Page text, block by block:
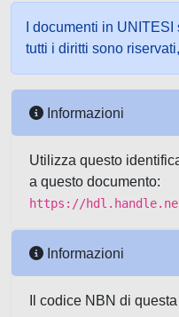
I documenti in
tutti i diritti sono
Informazioni
Utilizza questo
a questo documento:
https://
Informazioni
Il codice NBN di